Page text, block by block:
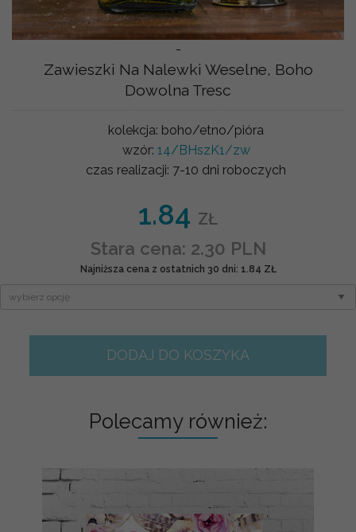
-
Zawieszki Na Nalewki Weselne, Boho
Dowolna Tresc
kolekcja: boho/etno/pióra
wzór: 14/BHszK1/zw
czas realizacji: 7-10 dni roboczych
1.84 ZŁ
Stara cena: 2.30 PLN
Najniższa cena z ostatnich 30 dni: 1.84 ZŁ
DODAJ DO KOSZYKA
Polecamy również: